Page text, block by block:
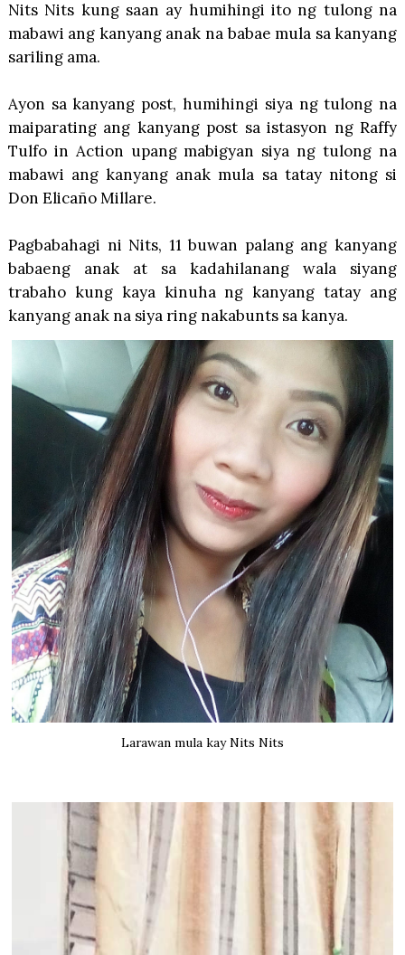
Nits Nits kung saan ay humihingi ito ng tulong na
mabawi ang kanyang anak na babae mula sa kanyang
sariling ama.
Ayon sa kanyang post, humihingi siya ng tulong na
maiparating ang kanyang post sa istasyon ng Raffy
Tulfo in Action upang mabigyan siya ng tulong na
mabawi ang kanyang anak mula sa tatay nitong si
Don Elicaño Millare.
Pagbabahagi ni Nits, 11 buwan palang ang kanyang
babaeng anak at sa kadahilanang wala siyang
trabaho kung kaya kinuha ng kanyang tatay ang
kanyang anak na siya ring nakabunts sa kanya.
Larawan mula kay Nits Nits